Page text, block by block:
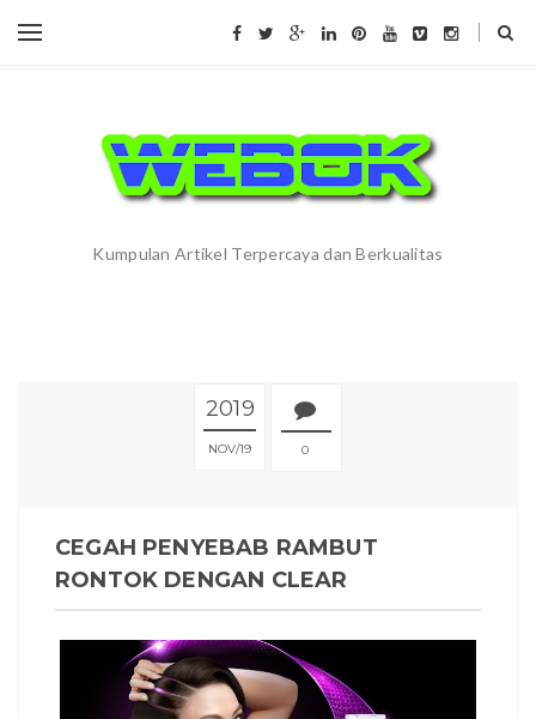
Kumpulan Artikel Terpercaya dan Berkualitas
2019
NOV 19 0
CEGAH PENYEBAB RAMBUT
RONTOK DENGAN CLEAR